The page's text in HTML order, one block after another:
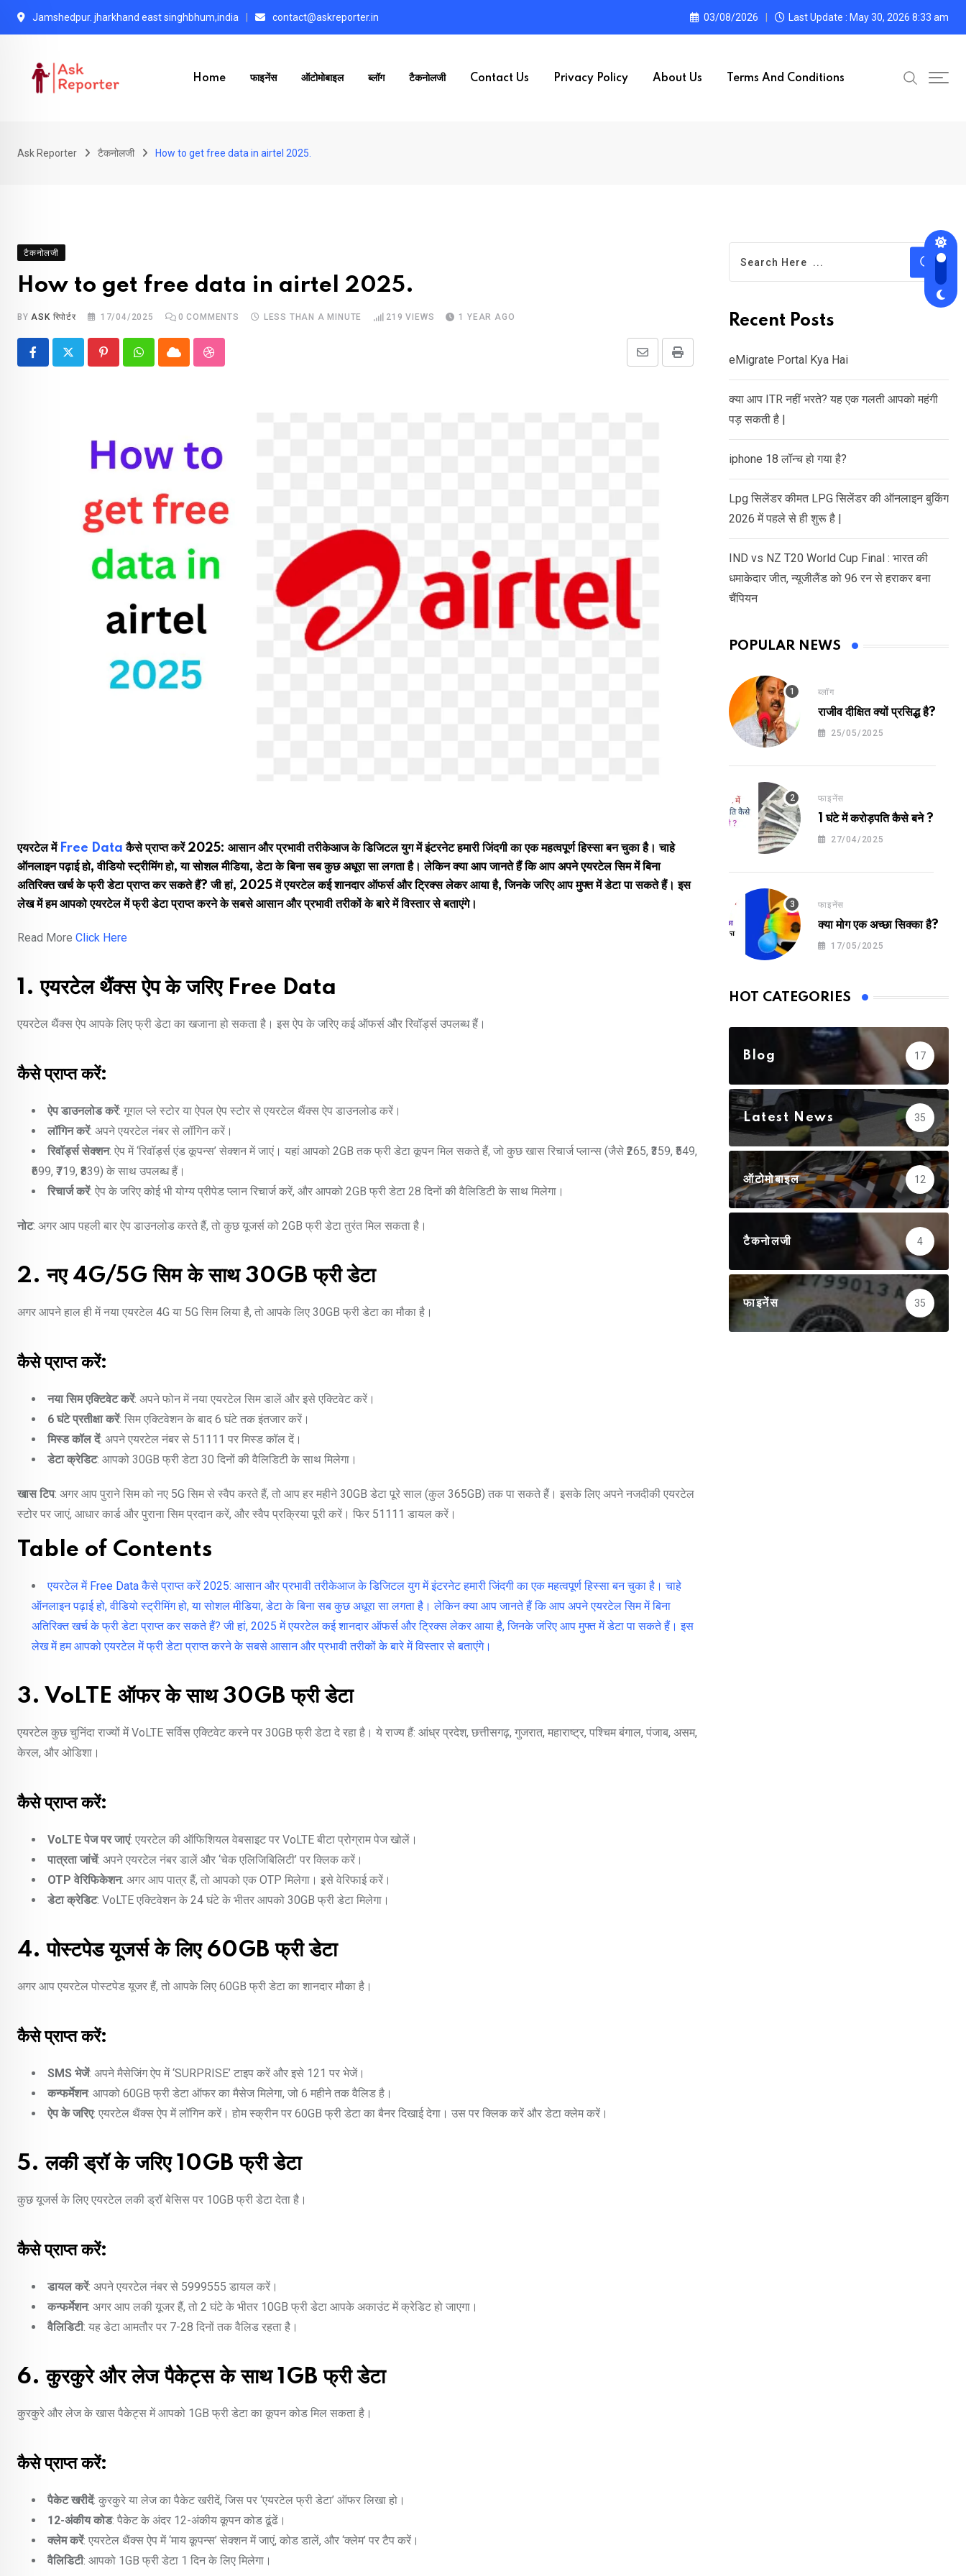
Skip
Jamshedpur. jharkhand east singhbhum,india contact@askreporter.in 03/08/2026 Last Update : May 30, 2026 8:33 am
Home फाइनेंस ऑटोमोबाइल ब्लॉग टैकनोलजी Contact Us Privacy Policy About Us Terms And Conditions
Ask Reporter टैकनोलजी How to get free data in airtel 2025.
टैकनोलजी
How to get free data in airtel 2025.
BYASK रिपोर्टर 17/04/2025 0 COMMENTS LESS THAN A MINUTE 219 VIEWS 1 YEAR AGO
PinterestWhatsappCloud StumbleUpon Print
Share
एयरटेल मेंFree Data कैसे प्राप्त करें 2025: आसान और प्रभावी तरीकेआज के डिजिटल युग में इंटरनेट हमारी जिंदगी का एक महत्वपूर्ण हिस्सा बन चुका है। चाहे
ऑनलाइन पढ़ाई हो, वीडियो स्ट्रीमिंग हो, या सोशल मीडिया, डेटा के बिना सब कुछ अधूरा सा लगता है। लेकिन क्या आप जानते हैं कि आप अपने एयरटेल सिम में बिना
अतिरिक्त खर्च के फ्री डेटा प्राप्त कर सकते हैं? जी हां, 2025 में एयरटेल कई शानदार ऑफर्स और ट्रिक्स लेकर आया है, जिनके जरिए आप मुफ्त में डेटा पा सकते हैं। इस
लेख में हम आपको एयरटेल में फ्री डेटा प्राप्त करने के सबसे आसान और प्रभावी तरीकों के बारे में विस्तार से बताएंगे।
Read More Click Here
1. एयरटेल थैंक्स ऐप के जरिए Free Data
एयरटेल थैंक्स ऐप आपके लिए फ्री डेटा का खजाना हो सकता है। इस ऐप के जरिए कई ऑफर्स और रिवॉर्ड्स उपलब्ध हैं।
कैसे प्राप्त करें:
ऐप डाउनलोड करें: गूगल प्ले स्टोर या ऐपल ऐप स्टोर से एयरटेल थैंक्स ऐप डाउनलोड करें।
लॉगिन करें: अपने एयरटेल नंबर से लॉगिन करें।
रिवॉर्ड्स सेक्शन: ऐप में ‘रिवॉर्ड्स एंड कूपन्स’ सेक्शन में जाएं। यहां आपको 2GB तक फ्री डेटा कूपन मिल सकते हैं, जो कुछ खास रिचार्ज प्लान्स (जैसे ₹265, ₹359, ₹549,
₹699, ₹719, ₹839) के साथ उपलब्ध हैं।
रिचार्ज करें: ऐप के जरिए कोई भी योग्य प्रीपेड प्लान रिचार्ज करें, और आपको 2GB फ्री डेटा 28 दिनों की वैलिडिटी के साथ मिलेगा।
नोट: अगर आप पहली बार ऐप डाउनलोड करते हैं, तो कुछ यूजर्स को 2GB फ्री डेटा तुरंत मिल सकता है।
2. नए 4G/5G सिम के साथ 30GB फ्री डेटा
अगर आपने हाल ही में नया एयरटेल 4G या 5G सिम लिया है, तो आपके लिए 30GB फ्री डेटा का मौका है।
कैसे प्राप्त करें:
नया सिम एक्टिवेट करें: अपने फोन में नया एयरटेल सिम डालें और इसे एक्टिवेट करें।
6 घंटे प्रतीक्षा करें: सिम एक्टिवेशन के बाद 6 घंटे तक इंतजार करें।
मिस्ड कॉल दें: अपने एयरटेल नंबर से 51111 पर मिस्ड कॉल दें।
डेटा क्रेडिट: आपको 30GB फ्री डेटा 30 दिनों की वैलिडिटी के साथ मिलेगा।
खास टिप: अगर आप पुराने सिम को नए 5G सिम से स्वैप करते हैं, तो आप हर महीने 30GB डेटा पूरे साल (कुल 365GB) तक पा सकते हैं। इसके लिए अपने नजदीकी एयरटेल
स्टोर पर जाएं, आधार कार्ड और पुराना सिम प्रदान करें, और स्वैप प्रक्रिया पूरी करें। फिर 51111 डायल करें।
Table of Contents
एयरटेल में Free Data कैसे प्राप्त करें 2025: आसान और प्रभावी तरीकेआज के डिजिटल युग में इंटरनेट हमारी जिंदगी का एक महत्वपूर्ण हिस्सा बन चुका है। चाहे
ऑनलाइन पढ़ाई हो, वीडियो स्ट्रीमिंग हो, या सोशल मीडिया, डेटा के बिना सब कुछ अधूरा सा लगता है। लेकिन क्या आप जानते हैं कि आप अपने एयरटेल सिम में बिना
अतिरिक्त खर्च के फ्री डेटा प्राप्त कर सकते हैं? जी हां, 2025 में एयरटेल कई शानदार ऑफर्स और ट्रिक्स लेकर आया है, जिनके जरिए आप मुफ्त में डेटा पा सकते हैं। इस
लेख में हम आपको एयरटेल में फ्री डेटा प्राप्त करने के सबसे आसान और प्रभावी तरीकों के बारे में विस्तार से बताएंगे।
3. VoLTE ऑफर के साथ 30GB फ्री डेटा
एयरटेल कुछ चुनिंदा राज्यों में VoLTE सर्विस एक्टिवेट करने पर 30GB फ्री डेटा दे रहा है। ये राज्य हैं: आंध्र प्रदेश, छत्तीसगढ़, गुजरात, महाराष्ट्र, पश्चिम बंगाल, पंजाब, असम,
केरल, और ओडिशा।
कैसे प्राप्त करें:
VoLTE पेज पर जाएं: एयरटेल की ऑफिशियल वेबसाइट पर VoLTE बीटा प्रोग्राम पेज खोलें।
पात्रता जांचें: अपने एयरटेल नंबर डालें और ‘चेक एलिजिबिलिटी’ पर क्लिक करें।
OTP वेरिफिकेशन: अगर आप पात्र हैं, तो आपको एक OTP मिलेगा। इसे वेरिफाई करें।
डेटा क्रेडिट: VoLTE एक्टिवेशन के 24 घंटे के भीतर आपको 30GB फ्री डेटा मिलेगा।
4. पोस्टपेड यूजर्स के लिए 60GB फ्री डेटा
अगर आप एयरटेल पोस्टपेड यूजर हैं, तो आपके लिए 60GB फ्री डेटा का शानदार मौका है।
कैसे प्राप्त करें:
SMS भेजें: अपने मैसेजिंग ऐप में ‘SURPRISE’ टाइप करें और इसे 121 पर भेजें।
कन्फर्मेशन: आपको 60GB फ्री डेटा ऑफर का मैसेज मिलेगा, जो 6 महीने तक वैलिड है।
ऐप के जरिए: एयरटेल थैंक्स ऐप में लॉगिन करें। होम स्क्रीन पर 60GB फ्री डेटा का बैनर दिखाई देगा। उस पर क्लिक करें और डेटा क्लेम करें।
5. लकी ड्रॉ के जरिए 10GB फ्री डेटा
कुछ यूजर्स के लिए एयरटेल लकी ड्रॉ बेसिस पर 10GB फ्री डेटा देता है।
कैसे प्राप्त करें:
डायल करें: अपने एयरटेल नंबर से 5999555 डायल करें।
कन्फर्मेशन: अगर आप लकी यूजर हैं, तो 2 घंटे के भीतर 10GB फ्री डेटा आपके अकाउंट में क्रेडिट हो जाएगा।
वैलिडिटी: यह डेटा आमतौर पर 7-28 दिनों तक वैलिड रहता है।
6. कुरकुरे और लेज पैकेट्स के साथ 1GB फ्री डेटा
कुरकुरे और लेज के खास पैकेट्स में आपको 1GB फ्री डेटा का कूपन कोड मिल सकता है।
कैसे प्राप्त करें:
पैकेट खरीदें: कुरकुरे या लेज का पैकेट खरीदें, जिस पर ‘एयरटेल फ्री डेटा’ ऑफर लिखा हो।
12-अंकीय कोड: पैकेट के अंदर 12-अंकीय कूपन कोड ढूंढें।
क्लेम करें: एयरटेल थैंक्स ऐप में ‘माय कूपन्स’ सेक्शन में जाएं, कोड डालें, और ‘क्लेम’ पर टैप करें।
वैलिडिटी: आपको 1GB फ्री डेटा 1 दिन के लिए मिलेगा।
Recent Posts
eMigrate Portal Kya Hai
क्या आप ITR नहीं भरते? यह एक गलती आपको महंगी
पड़ सकती है |
iphone 18 लॉन्च हो गया है?
Lpg सिलेंडर कीमत LPG सिलेंडर की ऑनलाइन बुकिंग
2026 में पहले से ही शुरू है |
IND vs NZ T20 World Cup Final : भारत की
धमाकेदार जीत, न्यूजीलैंड को 96 रन से हराकर बना
चैंपियन
POPULAR NEWS
ब्लॉग
राजीव दीक्षित क्यों प्रसिद्ध है?
25/05/2025
फाइनेंस
1 घंटे में करोड़पति कैसे बने ?
27/04/2025
फाइनेंस
क्या मोग एक अच्छा सिक्का है?
17/05/2025
HOT CATEGORIES
Blog 17
Latest News 35
ऑटोमोबाइल 12
टैकनोलजी 4
फाइनेंस 35